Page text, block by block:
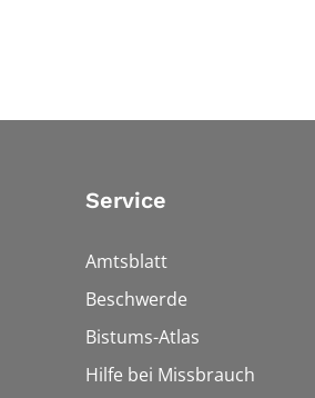
Service
Amtsblatt
Beschwerde
Bistums-Atlas
Hilfe bei Missbrauch